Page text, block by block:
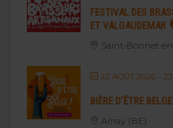
FESTIVAL DES
ET VALGAUDEMAR
Saint-Bonnet-
22 AOÛT 2026- 23
BIÈRE D’ÊTRE BELGE
Amay (BE)